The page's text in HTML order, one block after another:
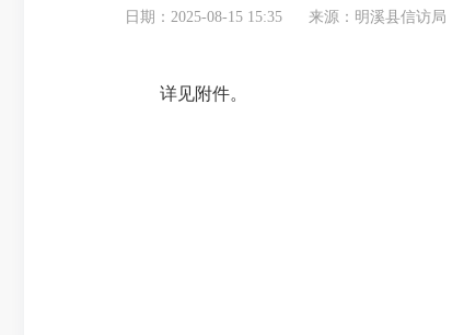
日期：2025-08-15 15:35 来源：明溪县信访局
详见附件。